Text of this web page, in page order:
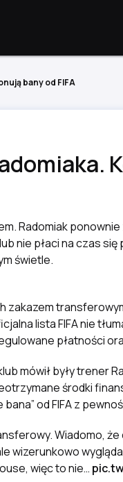
bany od FIFA
Radomiak
nie płaci na czas
świetle.
zakazem
lista FIFA nie
płatności
mówił były trener
środki
od FIFA z
Wiadomo,
wizerunkowo
więc to nie…